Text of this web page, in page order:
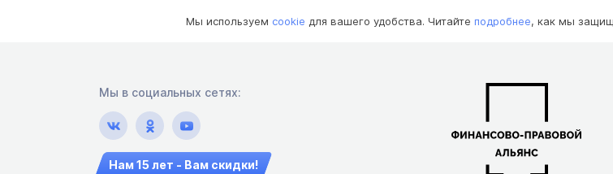
Мы используем cookie для вашего удобства. Читайте подробнее, как мы
Мы в социальных сетях:
Нам 15 лет - Вам скидки!